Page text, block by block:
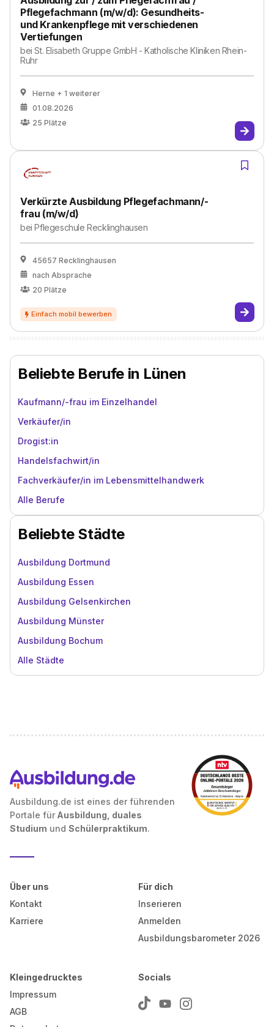
Pflegefachmann (m/w/d): Gesundheits-
und Krankenpflege mit verschiedenen
Vertiefungen
beiSt. Elisabeth Gruppe GmbH - Katholische Kliniken Rhein-
Ruhr
Herne + 1 weiterer
01.08.2026
25 Plätze
Verkürzte Ausbildung Pflegefachmann/-
frau (m/w/d)
beiPflegeschule Recklinghausen
45657 Recklinghausen
nach Absprache
20 Plätze
Beliebte Berufe in Lünen
Kaufmann/-frau im Einzelhandel
Verkäufer/in
Drogist:in
Handelsfachwirt/in
Fachverkäufer/in im Lebensmittelhandwerk
Alle Berufe
Beliebte Städte
Ausbildung Dortmund
Ausbildung Essen
Ausbildung Gelsenkirchen
Ausbildung Münster
Ausbildung Bochum
Alle Städte
Ausbildung.de ist eines der führenden
Portale für Ausbildung, duales
Studium und Schülerpraktikum.
Über uns
Kontakt
Karriere
Für dich
Inserieren
Anmelden
Ausbildungsbarometer 2026
Kleingedrucktes
Impressum
AGB
Socials